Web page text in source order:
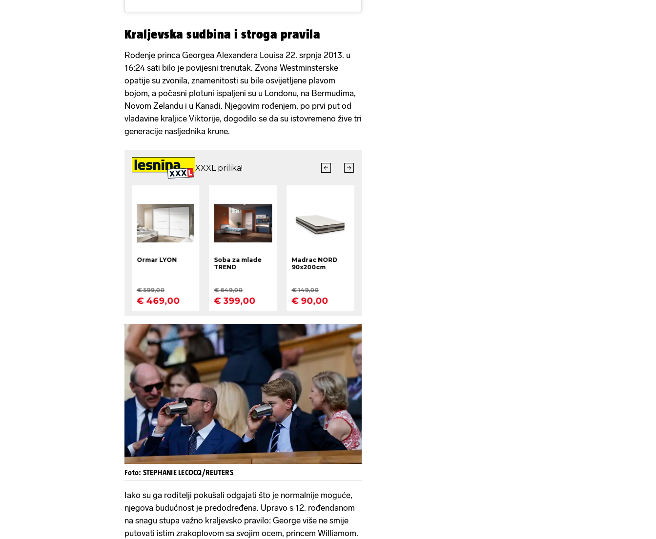
Kraljevska sudbina i stroga pravila
Rođenje princa Georgea Alexandera Louisa 22. srpnja 2013. u
16:24 sati bilo je povijesni trenutak. Zvona Westminsterske
opatije su zvonila, znamenitosti su bile osvijetljene plavom
bojom, a počasni plotuni ispaljeni su u Londonu, na Bermudima,
Novom Zelandu i u Kanadi. Njegovim rođenjem, po prvi put od
vladavine kraljice Viktorije, dogodilo se da su istovremeno žive tri
generacije nasljednika krune.
Foto: STEPHANIE LECOCQ/REUTERS
Iako su ga roditelji pokušali odgajati što je normalnije moguće,
njegova budućnost je predodređena. Upravo s 12. rođendanom
na snagu stupa važno kraljevsko pravilo: George više ne smije
putovati istim zrakoplovom sa svojim ocem, princem Williamom.